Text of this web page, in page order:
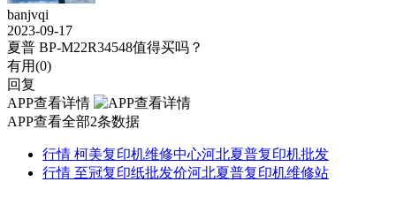
banjvqi
2023-09-17
夏普 BP-M22R34548值得买吗？
有用(0)
回复
APP查看详情
APP查看全部2条数据
行情 柯美复印机维修中心河北夏普复印机批发
行情 至冠复印纸批发价河北夏普复印机维修站